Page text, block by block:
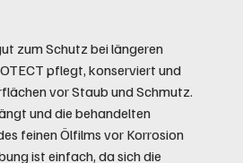
zum Schutz bei längeren
pflegt, konserviert und
vor Staub und Schmutz.
und die behandelten
feinen Ölfilms vor Korrosion
ist einfach, da sich die